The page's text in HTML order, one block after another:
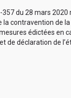
357 du 28 mars 2020
contravention de
édictées en
de déclaration de